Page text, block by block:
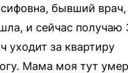
бывший
и сейчас получаю
уходит за квартиру
Мама моя тут